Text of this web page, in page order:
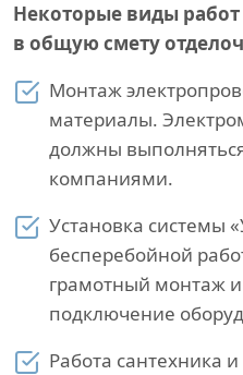
Некоторые виды
в общую смету
Монтаж
материалы.
должны
компаниями.
Установка системы
бесперебойной
грамотный монтаж
подключение
Работа сантехника